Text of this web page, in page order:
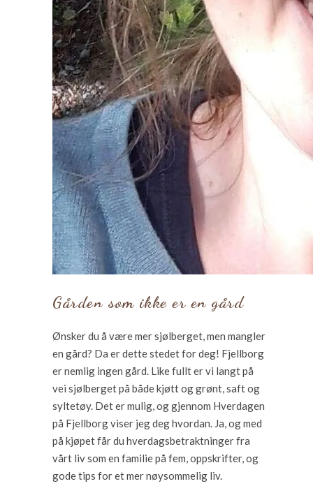
Gården som ikke er en gård
Ønsker du å være mer sjølberget, men mangler
en gård? Da er dette stedet for deg! Fjellborg
er nemlig ingen gård. Like fullt er vi langt på
vei sjølberget på både kjøtt og grønt, saft og
syltetøy. Det er mulig, og gjennom Hverdagen
på Fjellborg viser jeg deg hvordan. Ja, og med
på kjøpet får du hverdagsbetraktninger fra
vårt liv som en familie på fem, oppskrifter, og
gode tips for et mer nøysommelig liv.